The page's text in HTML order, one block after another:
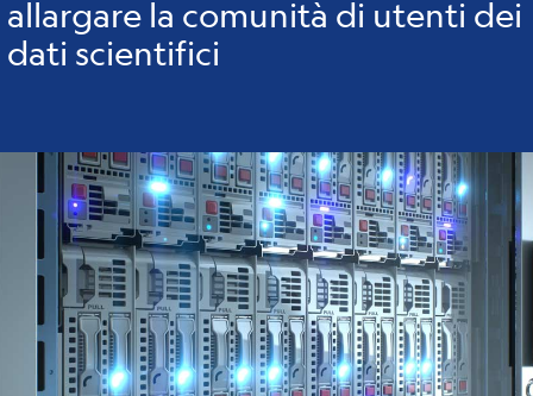
allargare la comunità di utenti dei
dati scientifici